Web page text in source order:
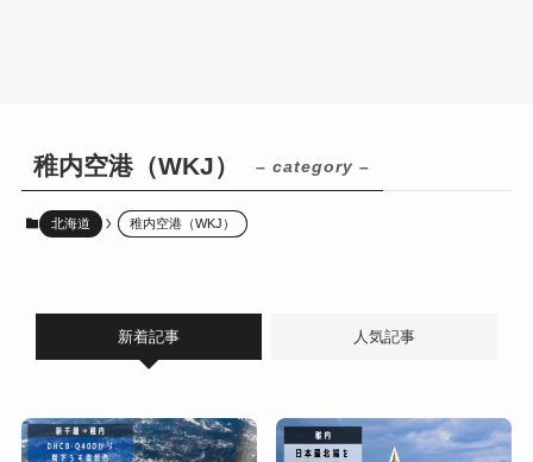
稚内空港（WKJ） – category –
北海道 稚内空港（WKJ）
新着記事 人気記事